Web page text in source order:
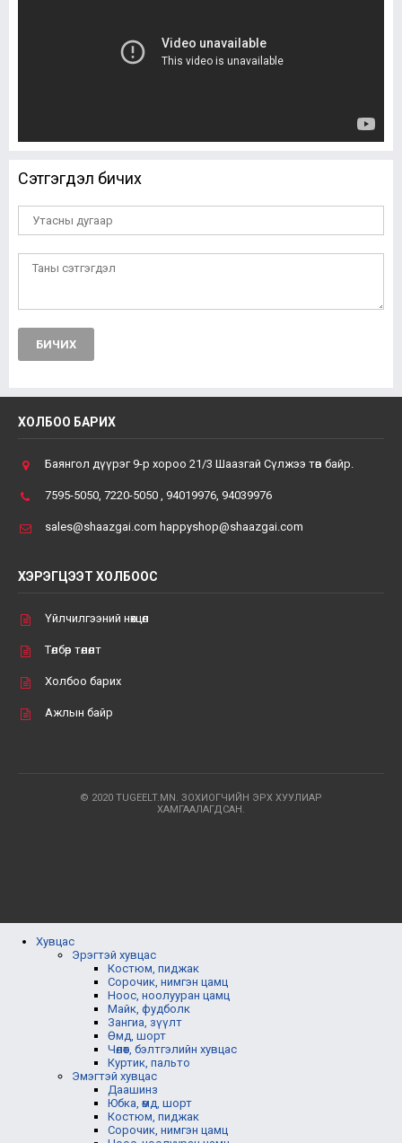
Сэтгэгдэл бичих
БИЧИХ
ХОЛБОО БАРИХ
Баянгол дүүрэг 9-р хороо 21/3 Шаазгай Сүлжээ төв байр.
7595-5050, 7220-5050 , 94019976, 94039976
sales@shaazgai.com happyshop@shaazgai.com
ХЭРЭГЦЭЭТ ХОЛБООС
Үйлчилгээний нөхцөл
Төлбөр төлөлт
Холбоо барих
Ажлын байр
© 2020 TUGEELT.MN. ЗОХИОГЧИЙН ЭРХ ХУУЛИАР
ХАМГААЛАГДСАН.
Хувцас
Эрэгтэй хувцас
Костюм, пиджак
Сорочик, нимгэн цамц
Ноос, ноолууран цамц
Майк, фудболк
Зангиа, зүүлт
Өмд, шорт
Чөлөөт, бэлтгэлийн хувцас
Куртик, пальто
Эмэгтэй хувцас
Даашинз
Юбка, өмд, шорт
Костюм, пиджак
Сорочик, нимгэн цамц